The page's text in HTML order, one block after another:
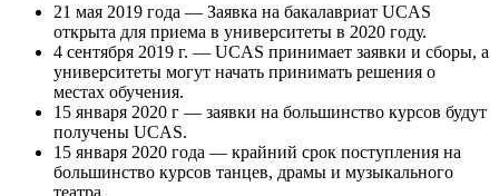
21 мая 2019 года — Заявка на бакалавриат UCAS
открыта для приема в университеты в 2020 году.
4 сентября 2019 г. — UCAS принимает заявки и сборы, а
университеты могут начать принимать решения о
местах обучения.
15 января 2020 г — заявки на большинство курсов будут
получены UCAS.
15 января 2020 года — крайний срок поступления на
большинство курсов танцев, драмы и музыкального
театра.